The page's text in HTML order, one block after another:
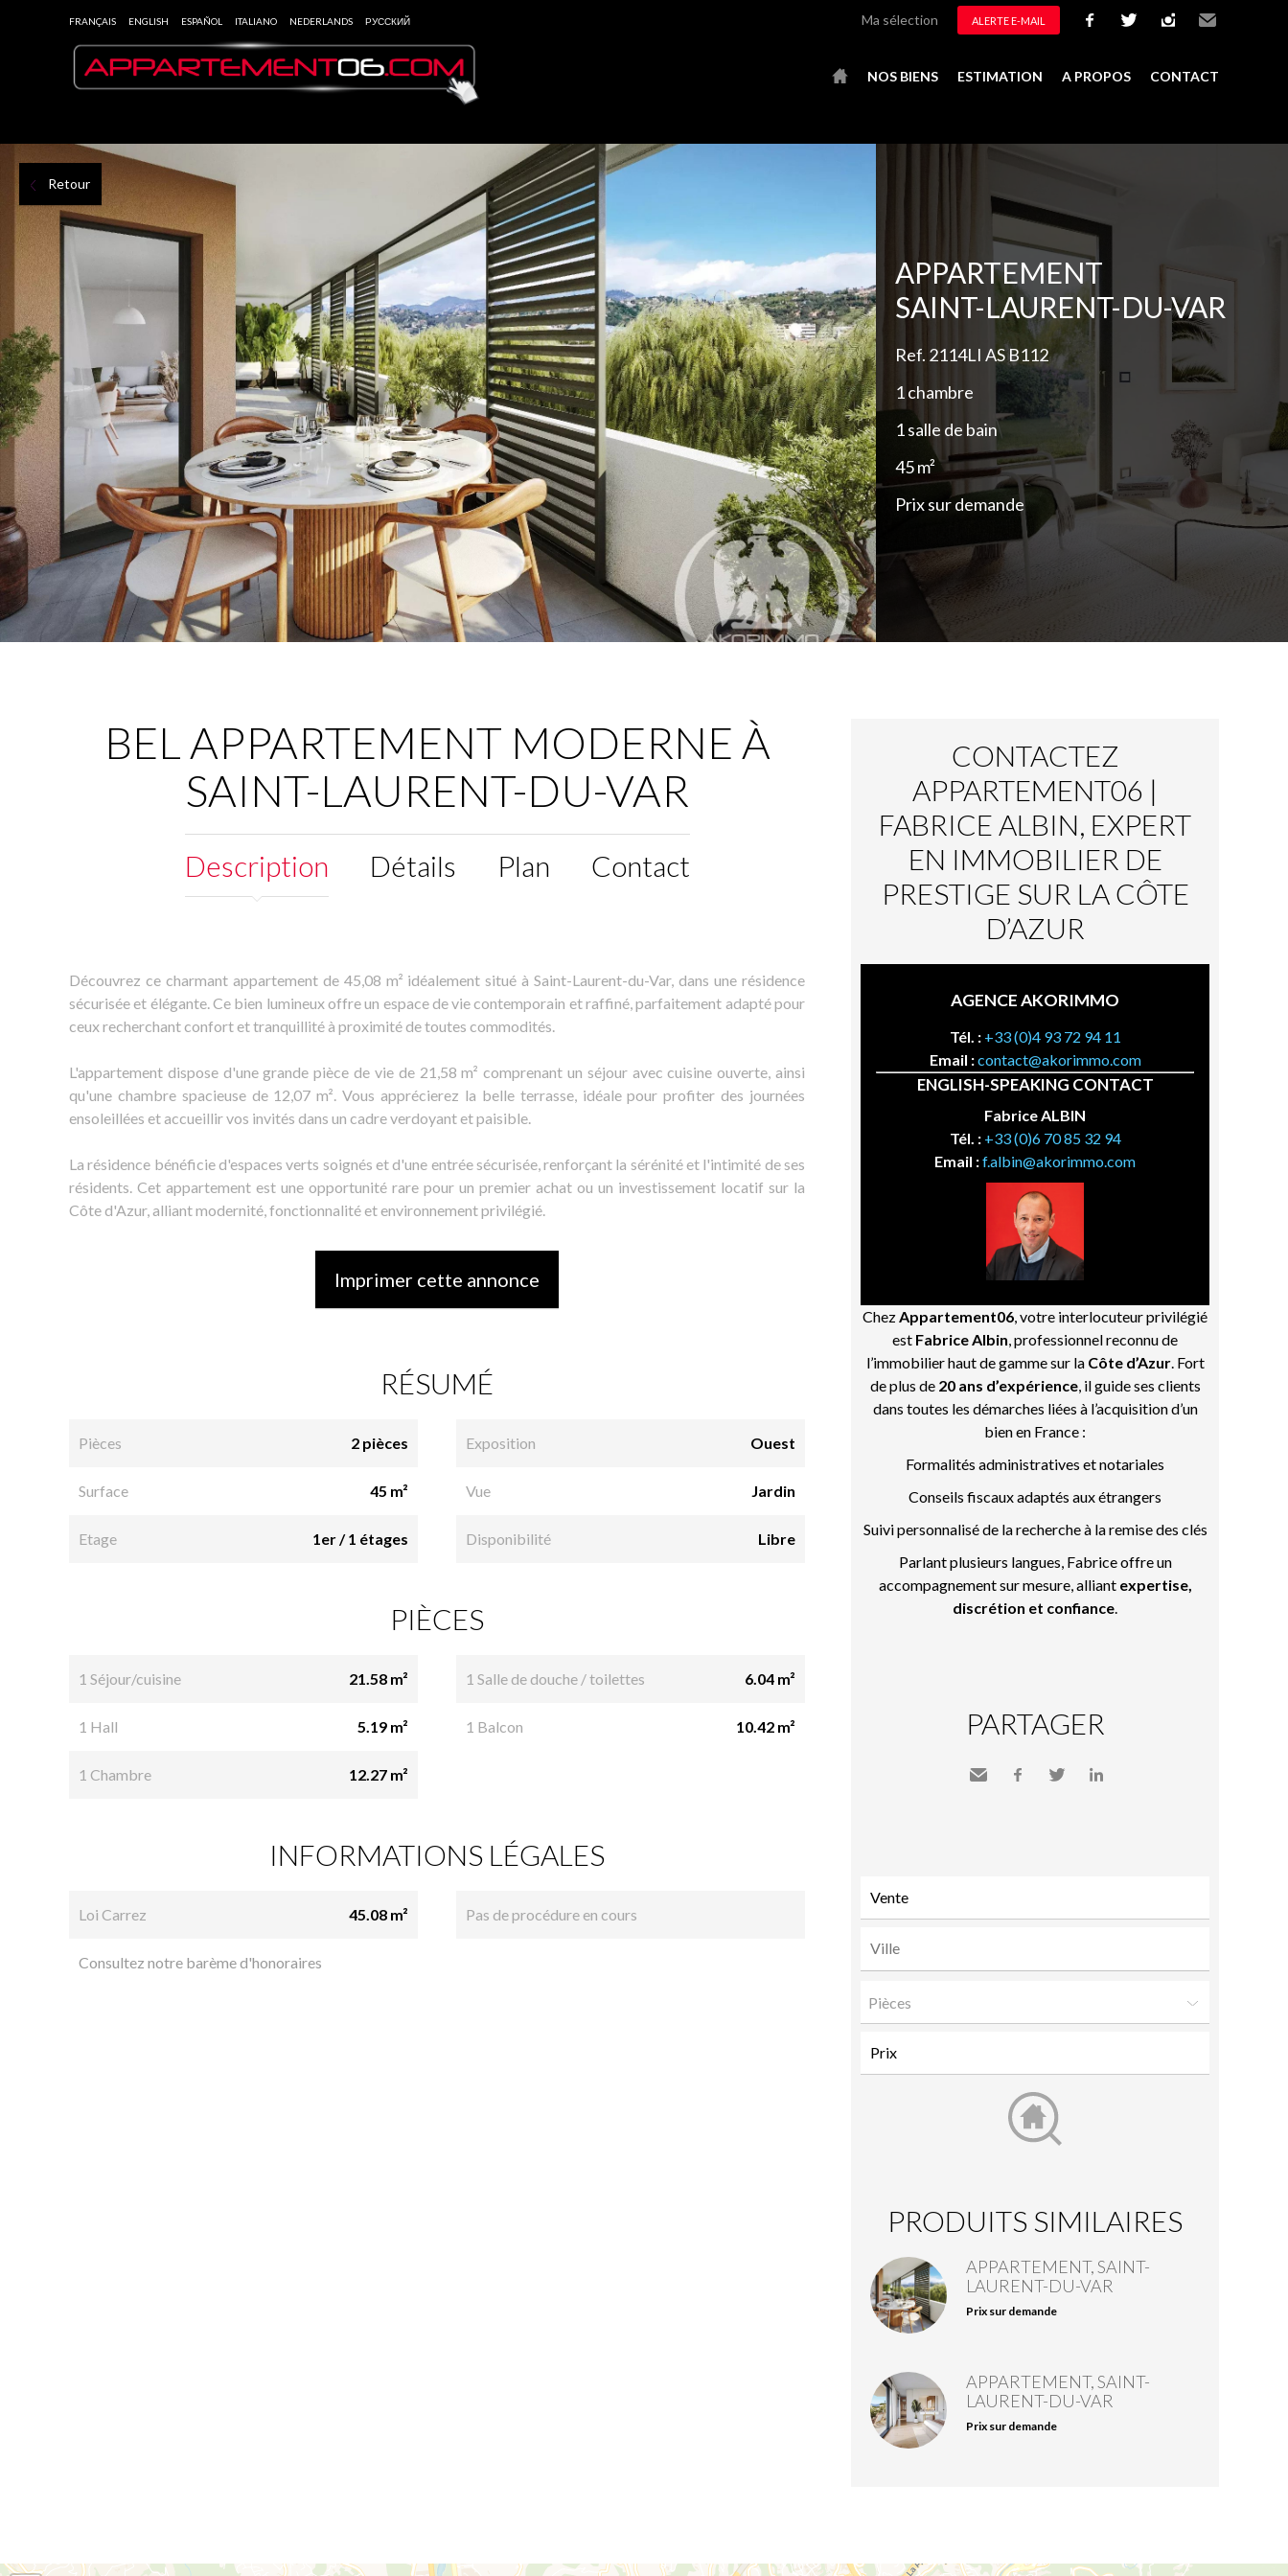
FRANÇAIS ENGLISH ESPAÑOL ITALIANO NEDERLANDS РУССКИЙ Ma sélection ALERTE E-MAIL
NOS BIENS ESTIMATION A PROPOS CONTACT
Retour
APPARTEMENT
SAINT-LAURENT-DU-VAR
Ref. 2114LI AS B112
1 chambre
1 salle de bain
45 m²
Prix sur demande
BEL APPARTEMENT MODERNE À
SAINT-LAURENT-DU-VAR
Description Détails Plan Contact
Découvrez ce charmant appartement de 45,08 m² idéalement situé à Saint-Laurent-du-Var, dans une résidence
sécurisée et élégante. Ce bien lumineux offre un espace de vie contemporain et raffiné, parfaitement adapté pour
ceux recherchant confort et tranquillité à proximité de toutes commodités.
L'appartement dispose d'une grande pièce de vie de 21,58 m² comprenant un séjour avec cuisine ouverte, ainsi
qu'une chambre spacieuse de 12,07 m². Vous apprécierez la belle terrasse, idéale pour profiter des journées
ensoleillées et accueillir vos invités dans un cadre verdoyant et paisible.
La résidence bénéficie d'espaces verts soignés et d'une entrée sécurisée, renforçant la sérénité et l'intimité de ses
résidents. Cet appartement est une opportunité rare pour un premier achat ou un investissement locatif sur la
Côte d'Azur, alliant modernité, fonctionnalité et environnement privilégié.
Imprimer cette annonce
RÉSUMÉ
Pièces 2 pièces
Surface 45 m²
Etage 1er / 1 étages
Exposition Ouest
Vue Jardin
Disponibilité Libre
PIÈCES
1 Séjour/cuisine 21.58 m²
1 Hall 5.19 m²
1 Chambre 12.27 m²
1 Salle de douche / toilettes 6.04 m²
1 Balcon 10.42 m²
INFORMATIONS LÉGALES
Loi Carrez 45.08 m²
Consultez notre barème d'honoraires
Pas de procédure en cours
CONTACTEZ
APPARTEMENT06 |
FABRICE ALBIN, EXPERT
EN IMMOBILIER DE
PRESTIGE SUR LA CÔTE
D’AZUR
AGENCE AKORIMMO
Tél. : +33 (0)4 93 72 94 11
Email :contact@akorimmo.com
ENGLISH-SPEAKING CONTACT
Fabrice ALBIN
Tél. : +33 (0)6 70 85 32 94
Email :f.albin@akorimmo.com
ChezAppartement06, votre interlocuteur privilégié
est Fabrice Albin, professionnel reconnu de
l’immobilier haut de gamme sur la Côte d’Azur. Fort
de plus de 20 ans d’expérience, il guide ses clients
dans toutes les démarches liées à l’acquisition d’un
bien en France :
Formalités administratives et notariales
Conseils fiscaux adaptés aux étrangers
Suivi personnalisé de la recherche à la remise des clés
Parlant plusieurs langues, Fabrice offre un
accompagnement sur mesure, alliant expertise,
discrétion et confiance.
PARTAGER
Pièces
PRODUITS SIMILAIRES
APPARTEMENT, SAINT-
LAURENT-DU-VAR
Prix sur demande
APPARTEMENT, SAINT-
LAURENT-DU-VAR
Prix sur demande